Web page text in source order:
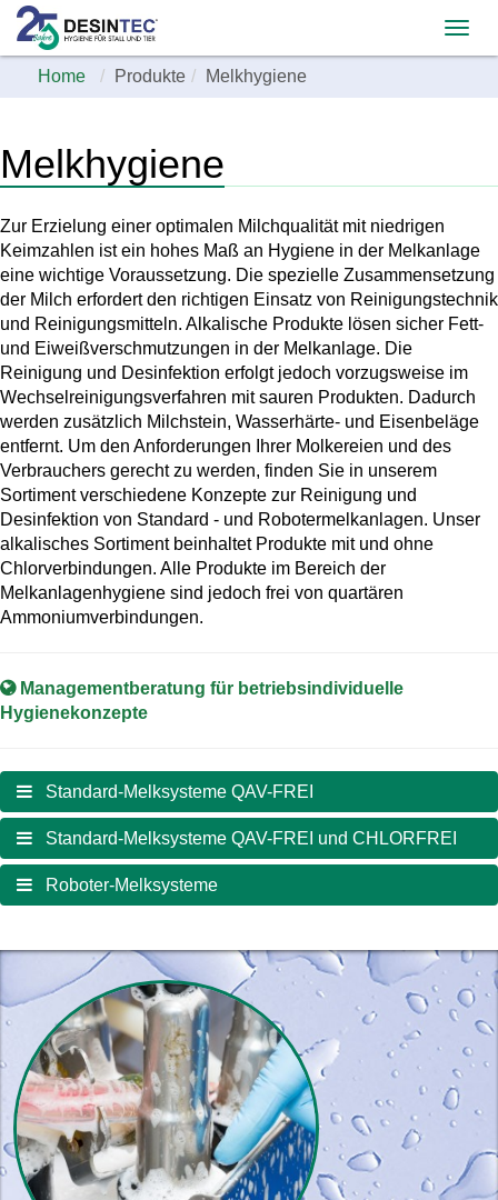
Home Produkte Melkhygiene
Melkhygiene
Zur Erzielung einer optimalen Milchqualität mit niedrigen
Keimzahlen ist ein hohes Maß an Hygiene in der Melkanlage
eine wichtige Voraussetzung. Die spezielle Zusammensetzung
der Milch erfordert den richtigen Einsatz von Reinigungstechnik
und Reinigungsmitteln. Alkalische Produkte lösen sicher Fett-
und Eiweißverschmutzungen in der Melkanlage. Die
Reinigung und Desinfektion erfolgt jedoch vorzugsweise im
Wechselreinigungsverfahren mit sauren Produkten. Dadurch
werden zusätzlich Milchstein, Wasserhärte- und Eisenbeläge
entfernt. Um den Anforderungen Ihrer Molkereien und des
Verbrauchers gerecht zu werden, finden Sie in unserem
Sortiment verschiedene Konzepte zur Reinigung und
Desinfektion von Standard - und Robotermelkanlagen. Unser
alkalisches Sortiment beinhaltet Produkte mit und ohne
Chlorverbindungen. Alle Produkte im Bereich der
Melkanlagenhygiene sind jedoch frei von quartären
Ammoniumverbindungen.
Managementberatung für betriebsindividuelle
Hygienekonzepte
Standard-Melksysteme QAV-FREI
Standard-Melksysteme QAV-FREI und CHLORFREI
Roboter-Melksysteme